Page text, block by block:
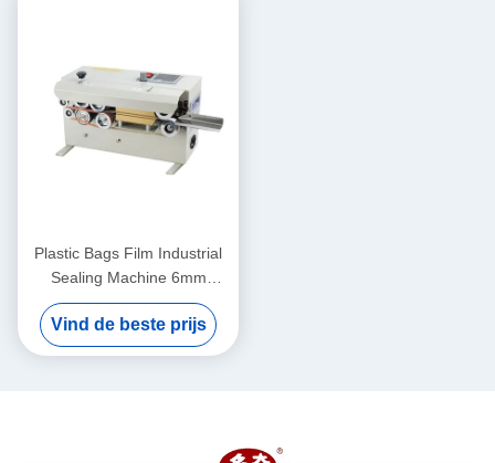
Plastic Bags Film Industrial
Sealing Machine 6mm
Continuous Heat Sealer
Machine
Vind de beste prijs